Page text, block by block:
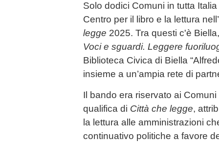
Solo dodici Comuni in tutta
Centro per il libro e la lettura
legge 2025. Tra questi c'è
Voci e sguardi. Leggere
Biblioteca Civica di Biella
insieme a un’ampia rete di
Il bando era riservato ai
qualifica di Città che legge,
la lettura alle amministrazioni
continuativo politiche a favore